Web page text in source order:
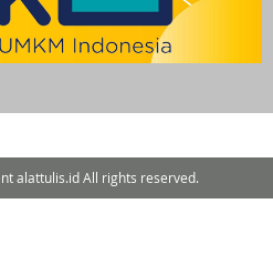
alattulis.id All rights reserved.